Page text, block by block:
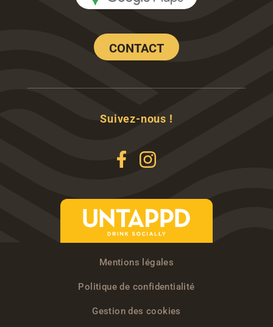
CONTACT
Suivez-nous !
Mentions légales
Politique de confidentialité
Gestion des cookies